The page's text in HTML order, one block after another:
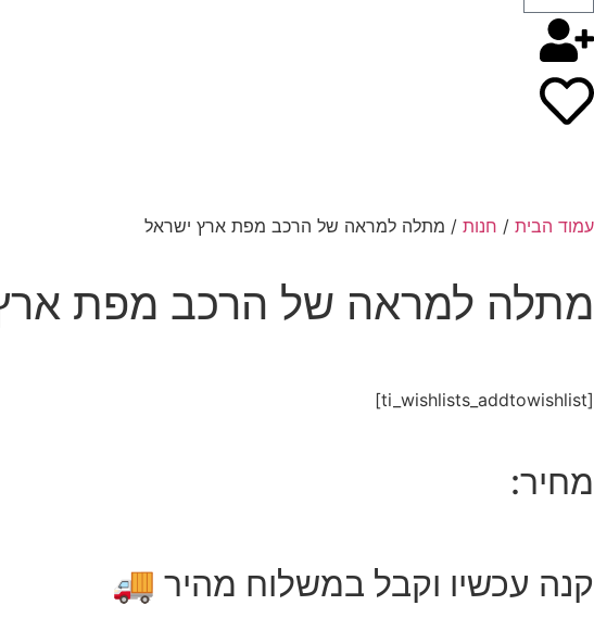
עמוד הבית / חנות / מתלה למראה של הרכב מפת ארץ ישראל
מתלה למראה של הרכב מפת
[ti_wishlists_addtowishlist]
מחיר:
קנה עכשיו וקבל במשלוח מהיר 🚚